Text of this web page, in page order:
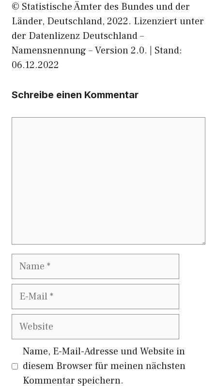
© Statistische Ämter des Bundes und der
Länder, Deutschland, 2022. Lizenziert unter
der Datenlizenz Deutschland –
Namensnennung – Version 2.0. | Stand:
06.12.2022
Schreibe einen Kommentar
Name
E-
Website
Name, E-Mail-Adresse und Website in
diesem Browser für meinen nächsten
Kommentar speichern.